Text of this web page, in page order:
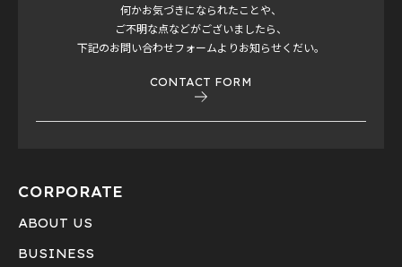
何かお気づきになられたことや、
ご不明な点などがございましたら、
下記のお問い合わせフォームよりお知らせくだい。
CONTACT FORM
CORPORATE
ABOUT US
BUSINESS